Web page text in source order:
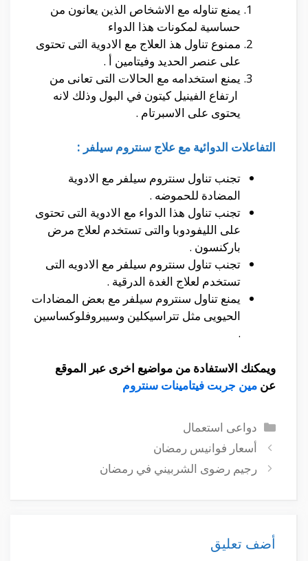
يمنع تناوله مع الاشخاص الذين يعانون من
حساسية لمكونات هذا الدواء
ممنوع تناول هذ العلاج مع الادوية التى تحتوى
على عنصر الحديد وفيتامين أ .
يمنع استخدامه مع الحالات التى تعانى من
ارتفاع الفينيل كيتون في البول وذلك لانه
يحتوى على الاسبرتام .
التفاعلات الدوائية مع علاج سنتروم سيلفر :
تجنب تناول سنتروم سيلفر مع الادوية
المضادة للحموضه .
تجنب تناول هذا الدواء مع الادوية التى تحتوى
على الليفودوبا والتى تستخدم لعلاج مرض
باركنسون .
تجنب تناول سنتروم سيلفر مع الادويه التى
تستخدم لعلاج الغدة الدرقية .
يمنع تناول سنتروم سيلفر مع بعض المضادات
الحيويى مثل تتراسيكلين وسيبروفلوكساسين
.
ويمكنك الاستفادة من مواضيع اخرى عبر الموقع
عن مين جربت فيتامينات سنتروم
التصنيفات
دواعى استعمال
أسعار فوانيس رمضان
رجيم رضوى الشربيني في رمضان
أضف تعليق